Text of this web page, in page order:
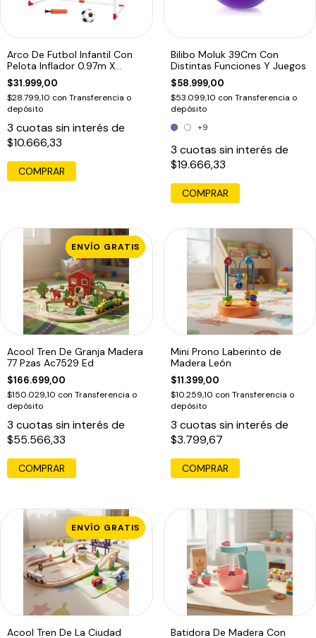
Arco De Futbol Infantil Con
Pelota Inflador 0.97m X
0.64m
$31.999,00
$28.799,10 con Transferencia o
depósito
3 cuotas sin interés de
$10.666,33
COMPRAR
Bilibo Moluk 39Cm Con
Distintas Funciones Y Juegos
$58.999,00
$53.099,10 con Transferencia o
depósito
+9
3 cuotas sin interés de
$19.666,33
COMPRAR
ENVÍO GRATIS
Acool Tren De Granja Madera
77 Pzas Ac7529 Ed
$166.699,00
$150.029,10 con Transferencia o
depósito
3 cuotas sin interés de
$55.566,33
Mini Prono Laberinto de
Madera León
$11.399,00
$10.259,10 con Transferencia o
depósito
3 cuotas sin interés de
$3.799,67
COMPRAR
ENVÍO GRATIS
Acool Tren De La Ciudad
Batidora De Madera Con